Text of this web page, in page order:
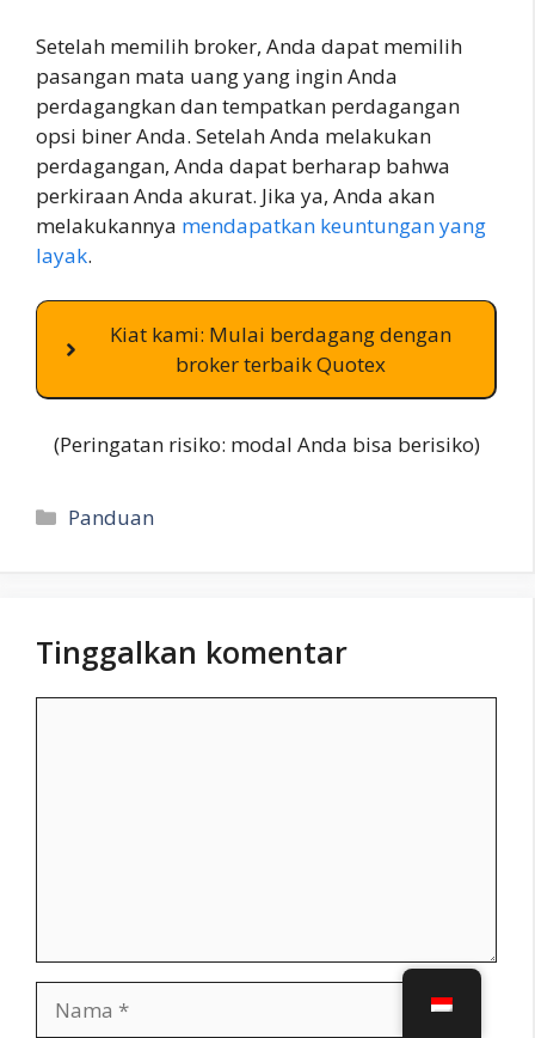
Setelah memilih broker, Anda dapat memilih
pasangan mata uang yang ingin Anda
perdagangkan dan tempatkan perdagangan
opsi biner Anda. Setelah Anda melakukan
perdagangan, Anda dapat berharap bahwa
perkiraan Anda akurat. Jika ya, Anda akan
melakukannya mendapatkan keuntungan yang
layak.
Kiat kami: Mulai berdagang dengan
broker terbaik Quotex
(Peringatan risiko: modal Anda bisa berisiko)
Kategori
Panduan
Tinggalkan komentar